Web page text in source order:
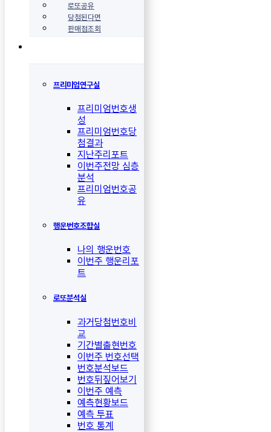
로또공유
당첨된다면
판매점조회
프리미엄연구실
프리미엄번호생
성
프리미엄번호당
첨결과
지난주리포트
이번주전망 심층
분석
프리미엄번호공
유
행운번호조합실
나의 행운번호
이번주 행운리포
트
로또분석실
과거당첨번호비
교
기간별출현번호
이번주 번호선택
번호분석보드
번호뒤짚어보기
이번주 예측
예측현황보드
예측 투표
번호 통계